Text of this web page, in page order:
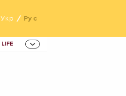
Укр / Рус
LIFE